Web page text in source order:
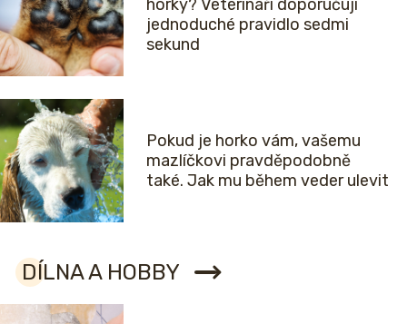
horký? Veterináři doporučují
jednoduché pravidlo sedmi
sekund
Pokud je horko vám, vašemu
mazlíčkovi pravděpodobně
také. Jak mu během veder ulevit
DÍLNA A HOBBY